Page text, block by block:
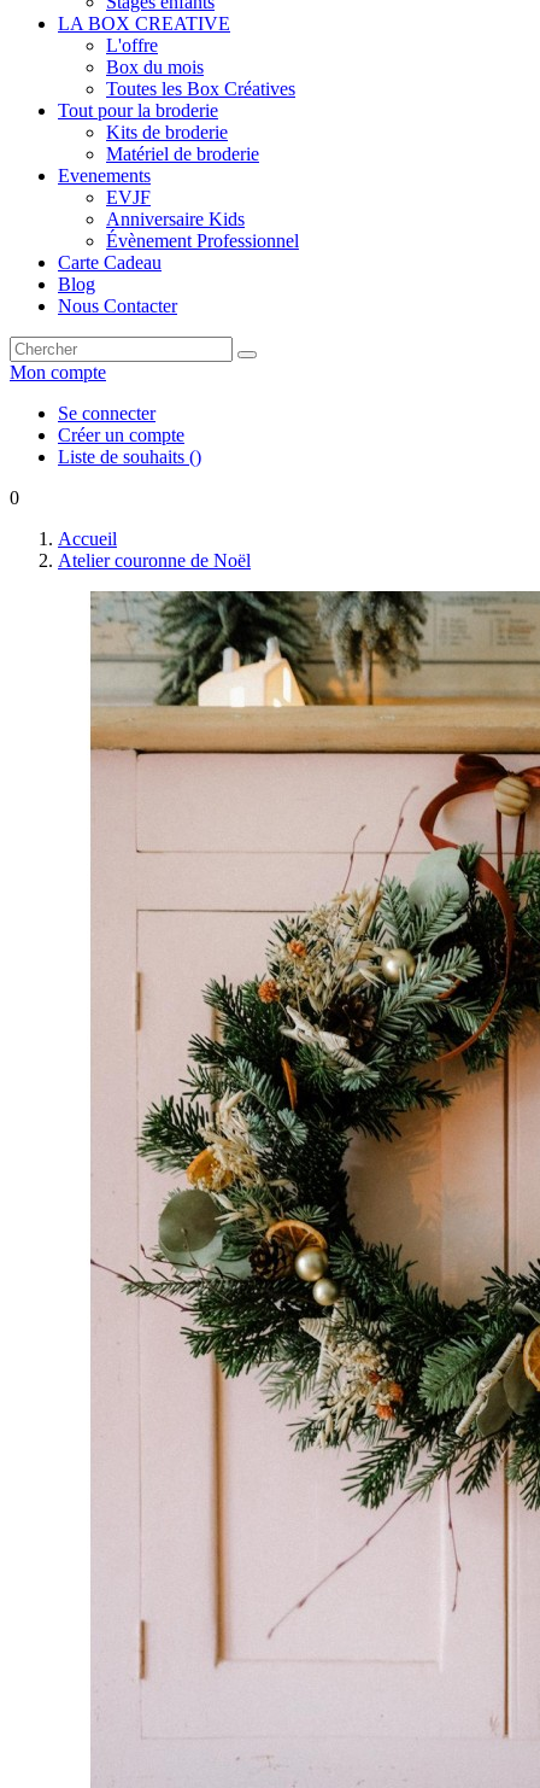
LA BOX CREATIVE
L'offre
Box du mois
Toutes les Box Créatives
Tout pour la broderie
Kits de broderie
Matériel de broderie
Evenements
EVJF
Anniversaire Kids
Évènement Professionnel
Carte Cadeau
Blog
Nous Contacter
Mon compte
Se connecter
Créer un compte
Liste de souhaits ()
0
Accueil
Atelier couronne de Noël